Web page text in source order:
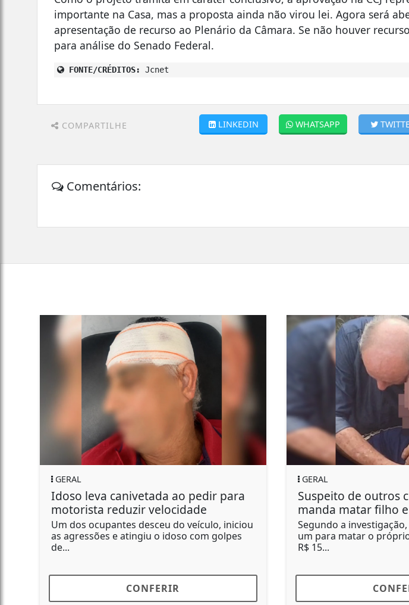
importante na Casa, mas a proposta ainda não virou lei. Agora será
apresentação de recurso ao Plenário da Câmara. Se não houver
para análise do Senado Federal.
FONTE/CRÉDITOS: Jcnet
COMPARTILHE WHATSAPP
LINKEDIN
Comentários:
ao pedir para
velocidade
do veículo, iniciou
o idoso com golpes
Suspeito de outros crimes, pai
manda matar filho e finge choro
Segundo a investigação, Ozanan contratou
um para matar o próprio filho em troca de